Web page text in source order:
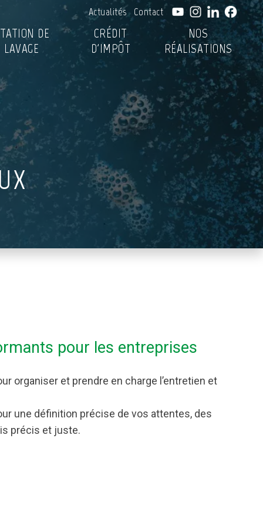
Actualités Contact
DE
LAVAGE
CRÉDIT
D'IMPÔT
NOS
RÉALISATIONS
pour les entreprises
organiser et prendre en charge l’entretien et
une définition précise de vos attentes, des
précis et juste.